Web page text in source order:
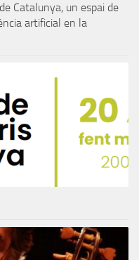
Catalunya, un espai de
artificial en la